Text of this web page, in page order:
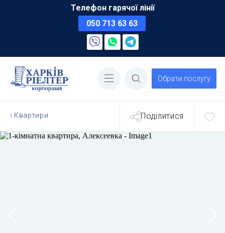
Телефон гарячої лінії
050 713 63 63
Обрати послугу
Квартири Поділитися